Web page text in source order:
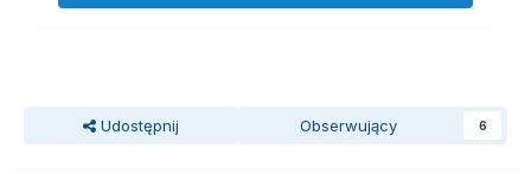
Udostępnij Obserwujący 6